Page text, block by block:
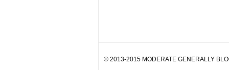
© 2013-2015 MODERATE GENERALLY